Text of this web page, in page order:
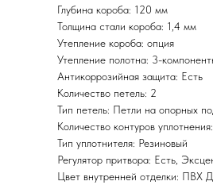
Глубина короба: 120 мм
Толщина стали короба: 1,4 мм
Утепление короба: опция
Утепление полотна: 3-
Антикоррозийная защита: Есть
Количество петель: 2
Тип петель: Петли на опорных
Количество контуров
Тип уплотнителя: Резиновый
Регулятор притвора: Есть,
Цвет внутренней отделки: ПВХ